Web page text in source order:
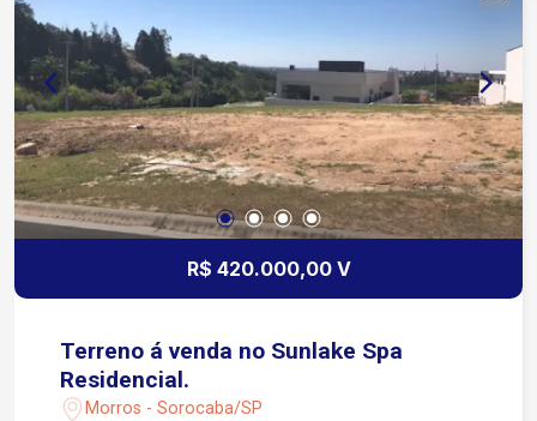
R$ 420.000,00 V
Terreno á venda no Sunlake Spa
Residencial.
Morros - Sorocaba/SP